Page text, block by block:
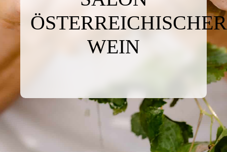
ÖSTERREICHISCHER
WEIN